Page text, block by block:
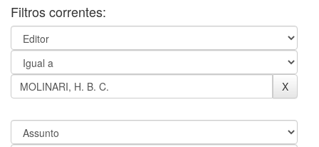
Filtros correntes: